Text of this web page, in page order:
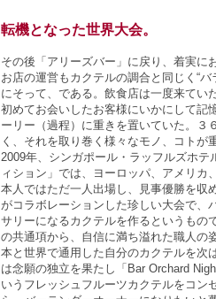
転機となった世界大会。
その後「アリーズバー」に戻り、着実に
お店の運営もカクテルの調合と同じく“
にそって、である。飲食店は一度来てい
初めてお会いしたお客様にいかにして記
ーリー（過程）に重きを置いていた。３
く、それを取り巻く様々なモノ、コトが
2009年、シンガポール・ラッフルズホ
ィション」では、ヨーロッパ、アメリカ
本人ではただ一人出場し、見事優勝を収
がコラボレーションした珍しい大会で、
サリーになるカクテルを作るというもの
の共通項から、自信に満ち溢れた職人の
本と世界で通用した自分のカクテルを次
は念願の独立を果たし「Bar Orchard
いうフレッシュフルーツカクテルをコン